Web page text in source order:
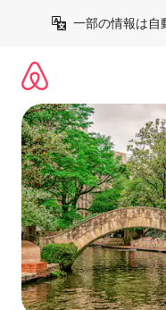
一部の情報は自